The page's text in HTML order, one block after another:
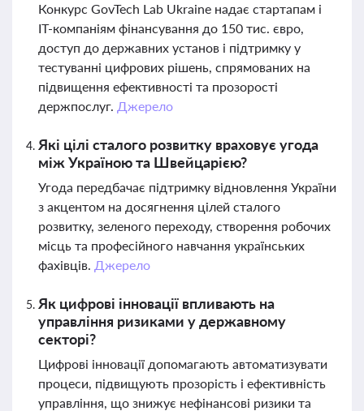
Конкурс GovTech Lab Ukraine надає стартапам і
ІТ-компаніям фінансування до 150 тис. євро,
доступ до державних установ і підтримку у
тестуванні цифрових рішень, спрямованих на
підвищення ефективності та прозорості
держпослуг. Джерело
Які цілі сталого розвитку враховує угода
між Україною та Швейцарією?
Угода передбачає підтримку відновлення України
з акцентом на досягнення цілей сталого
розвитку, зеленого переходу, створення робочих
місць та професійного навчання українських
фахівців. Джерело
Як цифрові інновації впливають на
управління ризиками у державному
секторі?
Цифрові інновації допомагають автоматизувати
процеси, підвищують прозорість і ефективність
управління, що знижує нефінансові ризики та